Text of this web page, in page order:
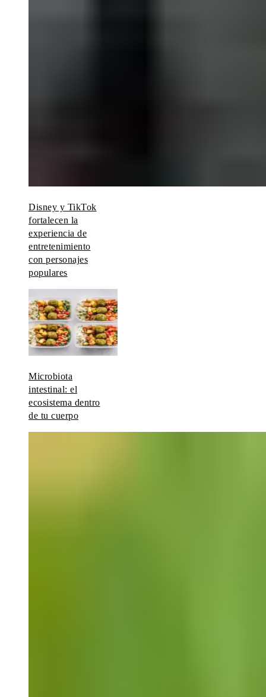
Disney y TikTok
fortalecen la
experiencia de
entretenimiento
con personajes
populares
Microbiota
intestinal: el
ecosistema dentro
de tu cuerpo